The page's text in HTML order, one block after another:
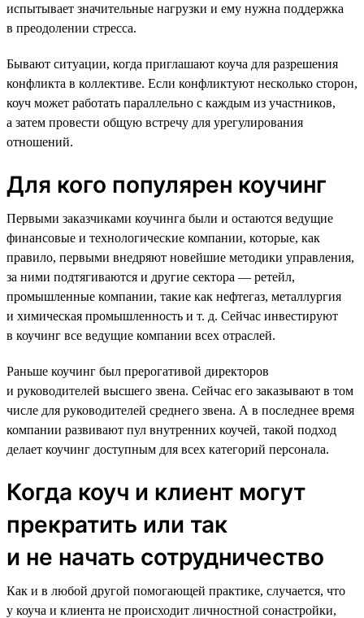
испытывает значительные нагрузки и ему нужна поддержка
в преодолении стресса.
Бывают ситуации, когда приглашают коуча для разрешения
конфликта в коллективе. Если конфликтуют несколько сторон,
коуч может работать параллельно с каждым из участников,
а затем провести общую встречу для урегулирования
отношений.
Для кого популярен коучинг
Первыми заказчиками коучинга были и остаются ведущие
финансовые и технологические компании, которые, как
правило, первыми внедряют новейшие методики управления,
за ними подтягиваются и другие сектора — ретейл,
промышленные компании, такие как нефтегаз, металлургия
и химическая промышленность и т. д. Сейчас инвестируют
в коучинг все ведущие компании всех отраслей.
Раньше коучинг был прерогативой директоров
и руководителей высшего звена. Сейчас его заказывают в том
числе для руководителей среднего звена. А в последнее время
компании развивают пул внутренних коучей, такой подход
делает коучинг доступным для всех категорий персонала.
Когда коуч и клиент могут
прекратить или так
и не начать сотрудничество
Как и в любой другой помогающей практике, случается, что
у коуча и клиента не происходит личностной сонастройки,